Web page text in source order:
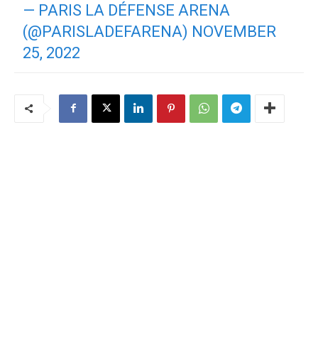
— PARIS LA DÉFENSE ARENA
(@PARISLADEFARENA) NOVEMBER
25, 2022